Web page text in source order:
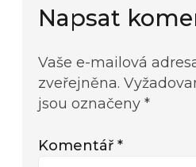
Napsat
Vaše e-mailová
zveřejněna.
jsou označeny *
Komentář *